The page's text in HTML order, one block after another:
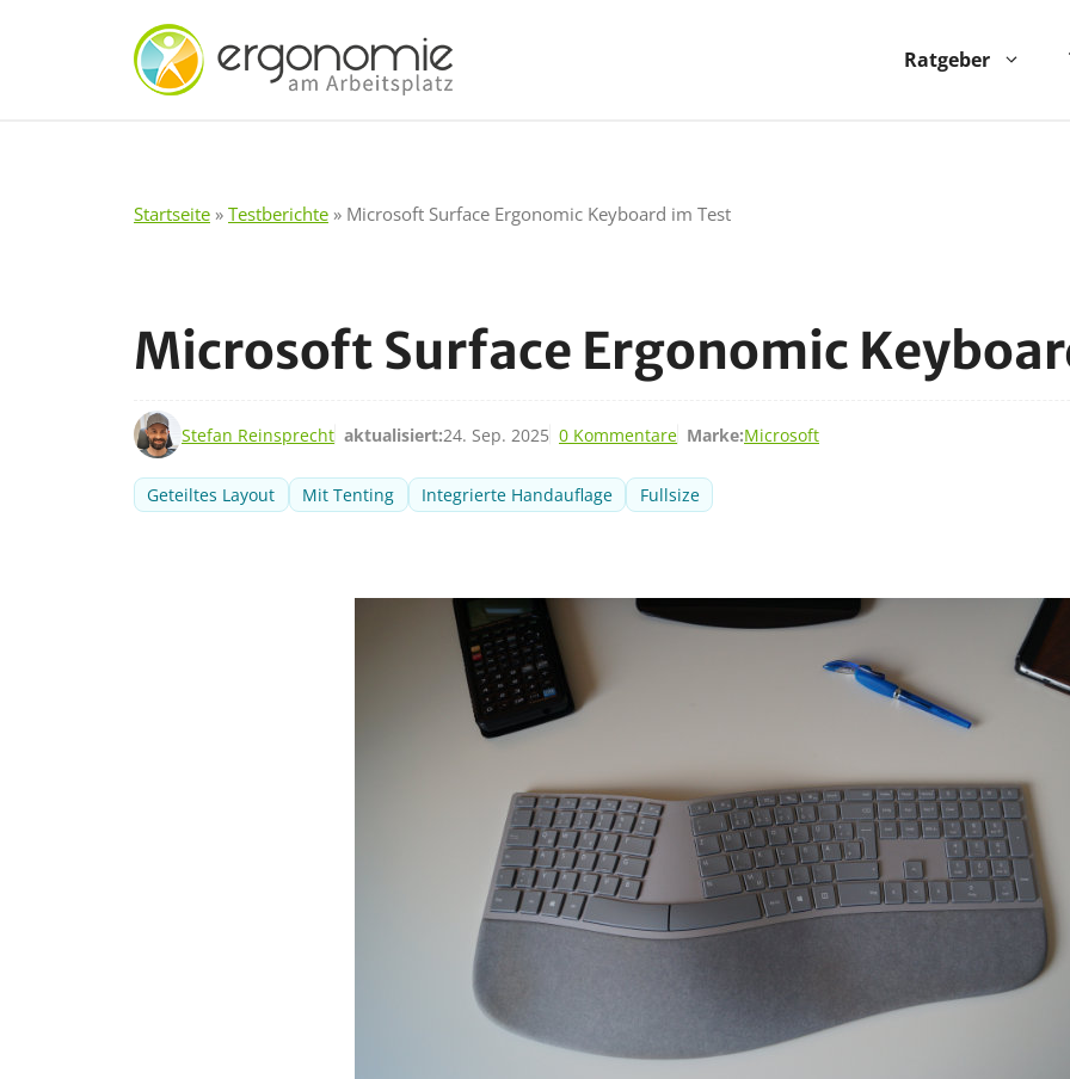
Ratgeber
Startseite » Testberichte » Microsoft Surface Ergonomic Keyboard im Test
Microsoft Surface Ergonomic
Stefan Reinsprecht aktualisiert:24. Sep. 2025
12. Jan. 2018 0 Kommentare Marke:Microsoft
Geteiltes Layout Mit Tenting Integrierte Handauflage Fullsize